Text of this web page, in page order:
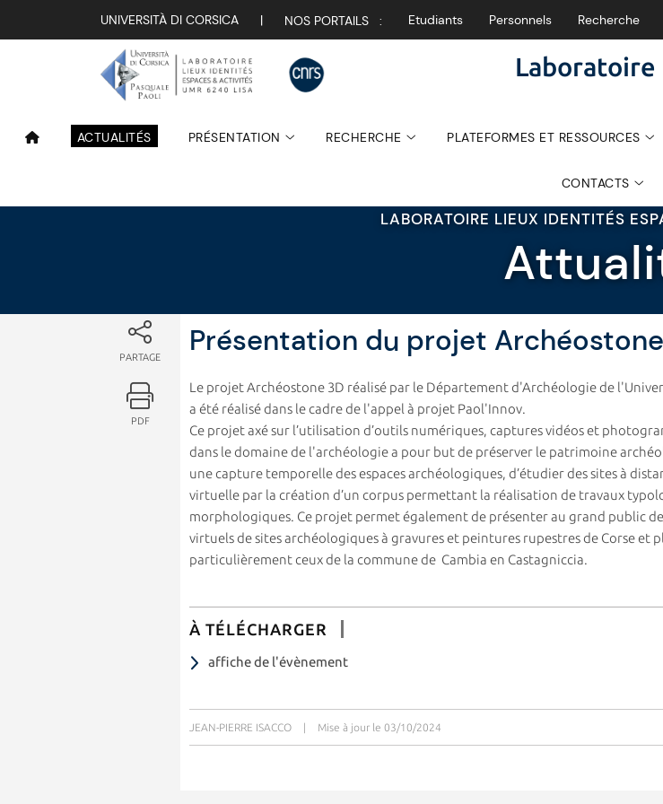
UNIVERSITÀ DI CORSICA | NOS PORTAILS : Etudiants Personnels Recherche
Laboratoire
ACTUALITÉS PRÉSENTATION RECHERCHE PLATEFORMES ET RESSOURCES
CONTACTS
LABORATOIRE LIEUX IDENTITÉS
PARTAGE
PDF
Présentation du projet
Le projet Archéostone 3D réalisé par le Département d'Archéologie de
a été réalisé dans le cadre de l'appel à projet Paol'Innov.
Ce projet axé sur l’utilisation d’outils numériques, captures vidéos et
dans le domaine de l'archéologie a pour but de préserver le patrimoine
une capture temporelle des espaces archéologiques, d’étudier des sites à
virtuelle par la création d’un corpus permettant la réalisation de travaux
morphologiques. Ce projet permet également de présenter au grand public
virtuels de sites archéologiques à gravures et peintures rupestres de Corse et
particulièrement ceux de la commune de Cambia en Castagniccia.
À TÉLÉCHARGER
affiche de l'évènement
JEAN-PIERRE ISACCO | Mise à jour le 03/10/2024